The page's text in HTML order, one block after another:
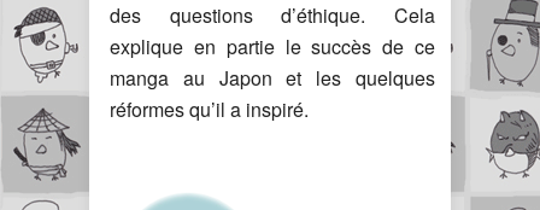
des questions d’éthique. Cela
explique en partie le succès de ce
manga au Japon et les quelques
réformes qu’il a inspiré.